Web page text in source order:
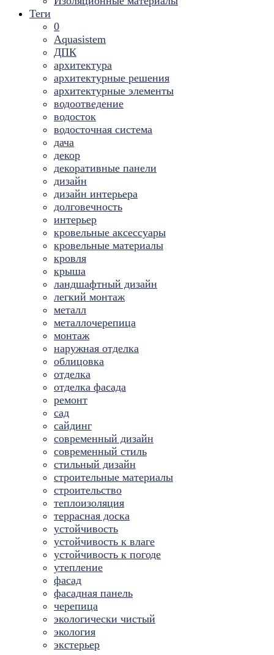
Теги
0
Aquasistem
ДПК
архитектура
архитектурные решения
архитектурные элементы
водоотведение
водосток
водосточная система
дача
декор
декоративные панели
дизайн
дизайн интерьера
долговечность
интерьер
кровельные аксессуары
кровельные материалы
кровля
крыша
ландшафтный дизайн
легкий монтаж
металл
металлочерепица
монтаж
наружная отделка
облицовка
отделка
отделка фасада
ремонт
сад
сайдинг
современный дизайн
современный стиль
стильный дизайн
строительные материалы
строительство
теплоизоляция
террасная доска
устойчивость
устойчивость к влаге
устойчивость к погоде
утепление
фасад
фасадная панель
черепица
экологически чистый
экология
экстерьер